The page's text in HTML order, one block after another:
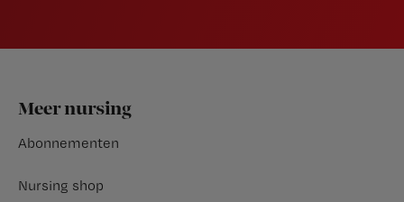
Footer
Meer nursing
Abonnementen
Nursing shop